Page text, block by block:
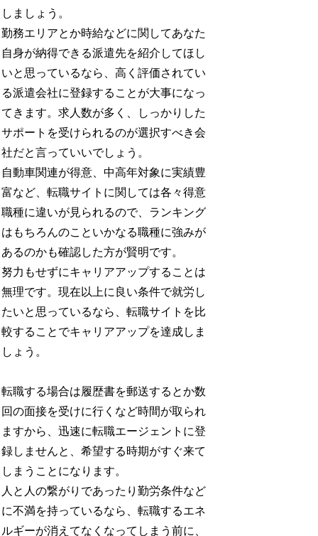
しましょう。
勤務エリアとか時給などに関してあなた
自身が納得できる派遣先を紹介してほし
いと思っているなら、高く評価されてい
る派遣会社に登録することが大事になっ
てきます。求人数が多く、しっかりした
サポートを受けられるのが選択すべき会
社だと言っていいでしょう。
自動車関連が得意、中高年対象に実績豊
富など、転職サイトに関しては各々得意
職種に違いが見られるので、ランキング
はもちろんのこといかなる職種に強みが
あるのかも確認した方が賢明です。
努力もせずにキャリアアップすることは
無理です。現在以上に良い条件で就労し
たいと思っているなら、転職サイトを比
較することでキャリアアップを達成しま
しょう。
転職する場合は履歴書を郵送するとか数
回の面接を受けに行くなど時間が取られ
ますから、迅速に転職エージェントに登
録しませんと、希望する時期がすぐ来て
しまうことになります。
人と人の繋がりであったり勤労条件など
に不満を持っているなら、転職するエネ
ルギーが消えてなくなってしまう前に、